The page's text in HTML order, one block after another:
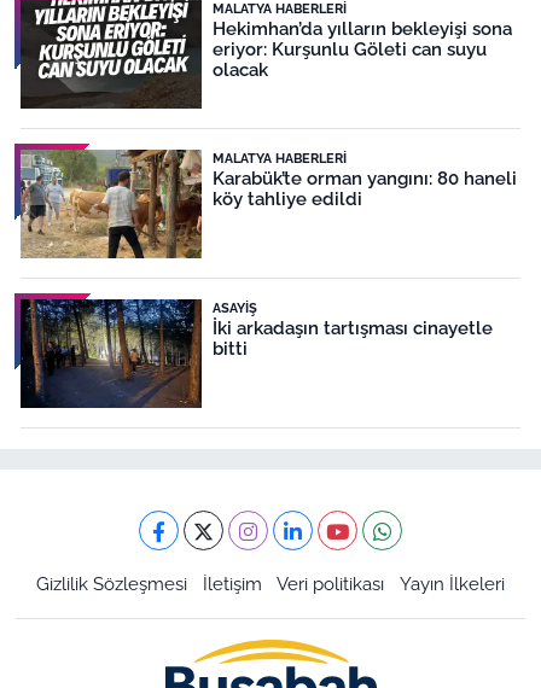
MALATYA HABERLERI
Hekimhan’da yılların bekleyişi sona
eriyor: Kurşunlu Göleti can suyu
olacak
MALATYA HABERLERI
Karabük’te orman yangını: 80 haneli
köy tahliye edildi
ASAYIŞ
İki arkadaşın tartışması cinayetle
bitti
Gizlilik Sözleşmesi İletişim Veri politikası Yayın İlkeleri